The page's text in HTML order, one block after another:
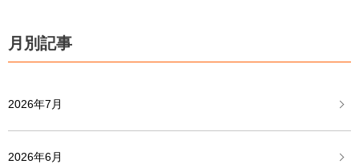
月別記事
2026年7月
2026年6月